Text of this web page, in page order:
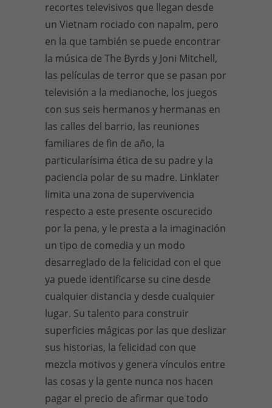
recortes televisivos que llegan desde
un Vietnam rociado con napalm, pero
en la que también se puede encontrar
la música de The Byrds y Joni Mitchell,
las películas de terror que se pasan por
televisión a la medianoche, los juegos
con sus seis hermanos y hermanas en
las calles del barrio, las reuniones
familiares de fin de año, la
particularísima ética de su padre y la
paciencia polar de su madre. Linklater
limita una zona de supervivencia
respecto a este presente oscurecido
por la pena, y le presta a la imaginación
un tipo de comedia y un modo
desarreglado de la felicidad con el que
ya puede identificarse su cine desde
cualquier distancia y desde cualquier
lugar. Su talento para construir
superficies mágicas por las que deslizar
sus historias, la felicidad con que
mezcla motivos y genera vínculos entre
las cosas y la gente nunca nos hacen
pagar el precio de afirmar que todo